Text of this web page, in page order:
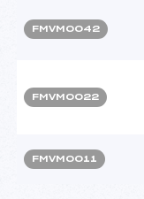
FMVM0042
FMVM0022
FMVM0011